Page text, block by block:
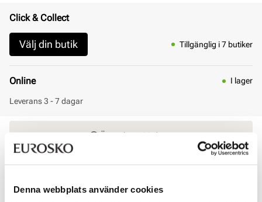
Denna webbplats använder cookies
Click & Collect
Välj din butik Tillgänglig i 7 butiker
Online I lager
Leverans 3 - 7 dagar
Öppet köp i 30 dagar